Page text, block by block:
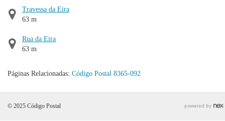
Travessa da Eira
63 m
Rua da Eira
63 m
Páginas Relacionadas: Código Postal 8365-092
© 2025 Código Postal